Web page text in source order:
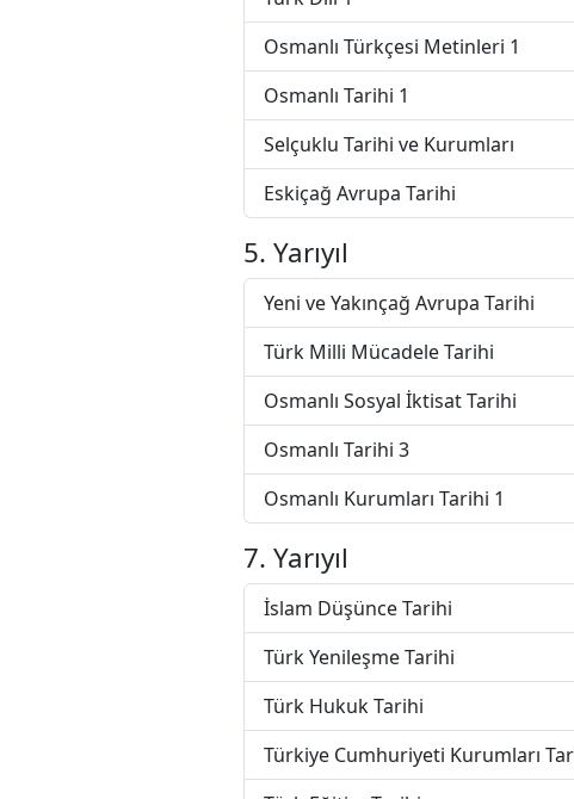
Osmanlı Türkçesi Metinleri 1
Osmanlı Tarihi 1
Selçuklu Tarihi ve Kurumları
Eskiçağ Avrupa Tarihi
5. Yarıyıl
Yeni ve Yakınçağ Avrupa Tarihi
Türk Milli Mücadele Tarihi
Osmanlı Sosyal İktisat Tarihi
Osmanlı Tarihi 3
Osmanlı Kurumları Tarihi 1
7. Yarıyıl
İslam Düşünce Tarihi
Türk Yenileşme Tarihi
Türk Hukuk Tarihi
Türkiye Cumhuriyeti Kurumları